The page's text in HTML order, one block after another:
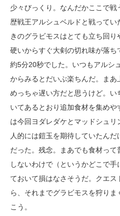
少々びっくり。なんだかここで戦
歴戦王アルシュベルドと戦って
きのグラビモスはとても立ち回
硬いからすぐ大剣の切れ味が落
約5分20秒でした。いつもアルシ
からみるとだいぶ楽ちんだ。ま
めっちゃ遅い方だと思うけど。
いてあるとおり追加食材を集め
は今回ヨダレダケとマッドシュ
人的には鎧玉を期待していたん
だった。残念。まあでも食材って
しないわけで（というかどこで
ておいて損はなさそうだ。クエ
ら、それまでグラビモスを狩り
こう。